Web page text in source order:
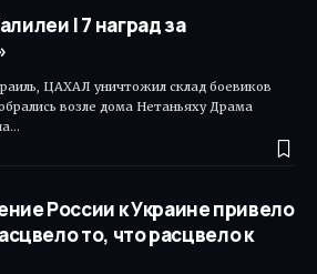
| 7 наград за
ЦАХАЛ уничтожил склад боевиков
возле дома Нетаньяху Драма
России к Украине привело
то, что расцвело к